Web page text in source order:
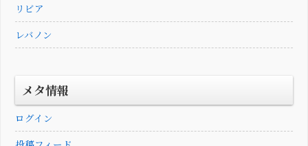
リビア
レバノン
メタ情報
ログイン